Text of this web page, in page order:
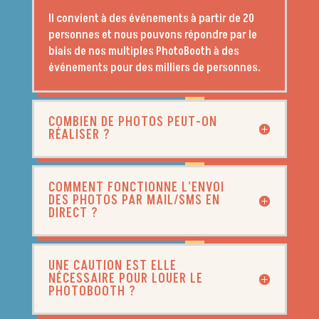
Il convient à des événements à partir de 20
personnes et nous pouvons répondre par le
biais de nos multiples PhotoBooth à des
événements pour des milliers de personnes.
COMBIEN DE PHOTOS PEUT-ON
RÉALISER ?
COMMENT FONCTIONNE L'ENVOI
DES PHOTOS PAR MAIL/SMS EN
DIRECT ?
UNE CAUTION EST ELLE
NÉCESSAIRE POUR LOUER LE
PHOTOBOOTH ?